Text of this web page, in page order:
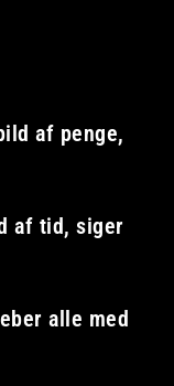
af penge,
af tid, siger
alle med